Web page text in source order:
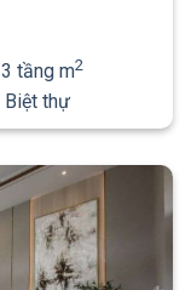
3 tầng m2
Biệt thự